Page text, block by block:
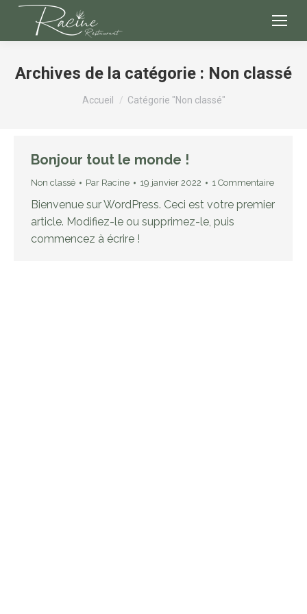
Archives de la catégorie : Non classé
Vous êtes ici :
Accueil Catégorie "Non classé"
Bonjour tout le monde !
Non classé Par Racine 19 janvier 2022 1 Commentaire
Bienvenue sur WordPress. Ceci est votre premier
article. Modifiez-le ou supprimez-le, puis
commencez à écrire !